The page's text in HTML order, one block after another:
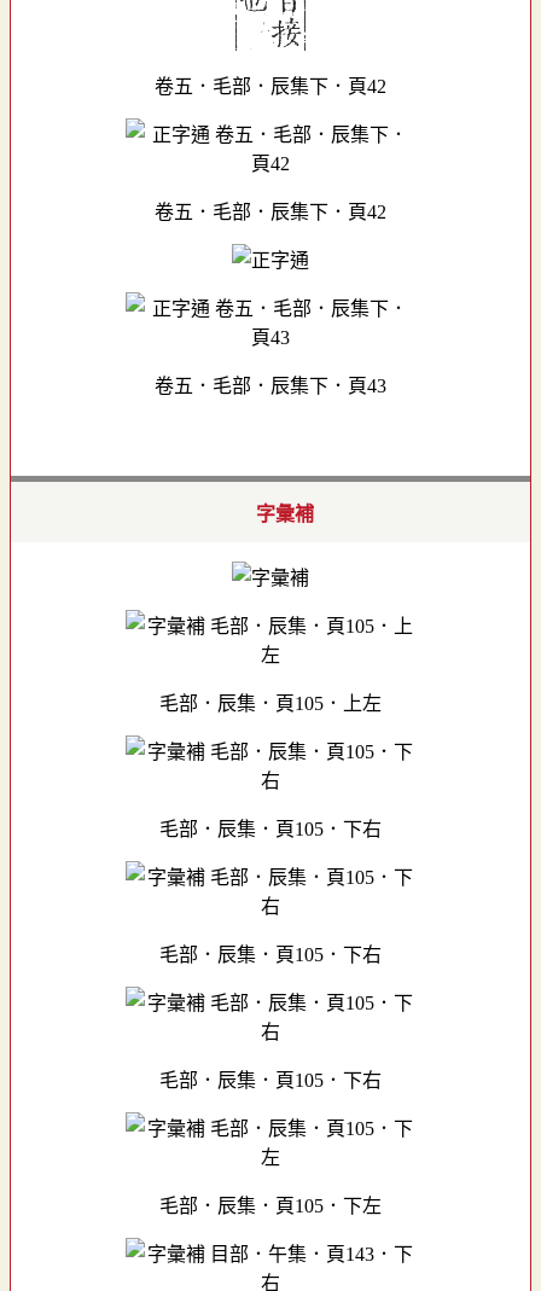
卷五．毛部．辰集下．頁42
卷五．毛部．辰集下．頁42
卷五．毛部．辰集下．頁43
字彙補
毛部．辰集．頁105．上左
毛部．辰集．頁105．下右
毛部．辰集．頁105．下右
毛部．辰集．頁105．下右
毛部．辰集．頁105．下左